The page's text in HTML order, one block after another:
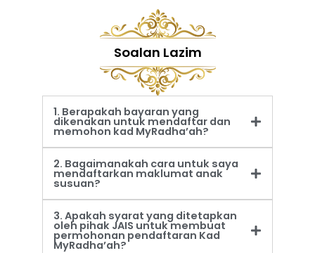
Soalan Lazim
1. Berapakah bayaran yang
dikenakan untuk mendaftar dan
memohon kad MyRadha’ah?
2. Bagaimanakah cara untuk saya
mendaftarkan maklumat anak
susuan?
3. Apakah syarat yang ditetapkan
oleh pihak JAIS untuk membuat
permohonan pendaftaran Kad
MyRadha’ah?